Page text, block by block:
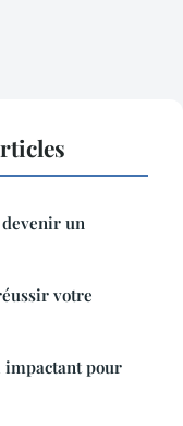
un
votre
impactant pour